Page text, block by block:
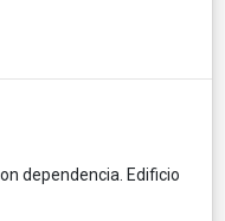
dependencia. Edificio